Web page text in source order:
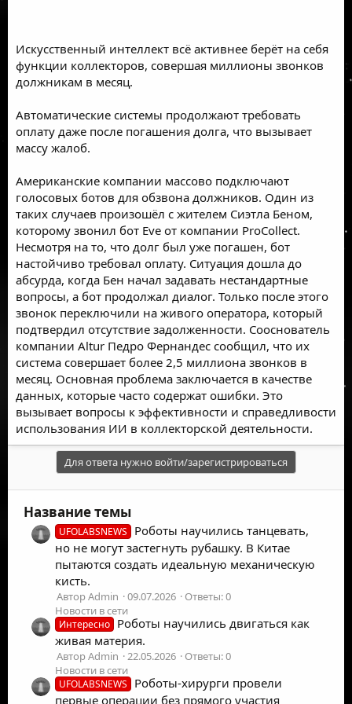
Искусственный интеллект всё активнее берёт на себя
функции коллекторов, совершая миллионы звонков
должникам в месяц.
Автоматические системы продолжают требовать
оплату даже после погашения долга, что вызывает
массу жалоб.
Американские компании массово подключают
голосовых ботов для обзвона должников. Один из
таких случаев произошёл с жителем Сиэтла Беном,
которому звонил бот Eve от компании ProCollect.
Несмотря на то, что долг был уже погашен, бот
настойчиво требовал оплату. Ситуация дошла до
абсурда, когда Бен начал задавать нестандартные
вопросы, а бот продолжал диалог. Только после этого
звонок переключили на живого оператора, который
подтвердил отсутствие задолженности. Сооснователь
компании Altur Педро Фернандес сообщил, что их
система совершает более 2,5 миллиона звонков в
месяц. Основная проблема заключается в качестве
данных, которые часто содержат ошибки. Это
вызывает вопросы к эффективности и справедливости
использования ИИ в коллекторской деятельности.
Для ответа нужно войти/зарегистрироваться
Название темы
UFOLABSNEWS
Роботы научились танцевать,
но не могут застегнуть рубашку. В Китае
пытаются создать идеальную механическую
кисть.
Автор Admin 09.07.2026
Ответы: 0
Новости в сети
Интересно Роботы научились двигаться как
живая материя.
Автор Admin 22.05.2026
Ответы: 0
Новости в сети
UFOLABSNEWS
Роботы-хирурги провели
первые операции без прямого участия